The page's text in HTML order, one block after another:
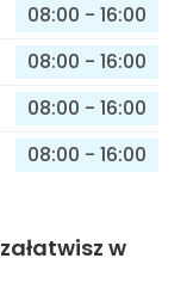
08:00 - 16:00
08:00 - 16:00
08:00 - 16:00
08:00 - 16:00
w